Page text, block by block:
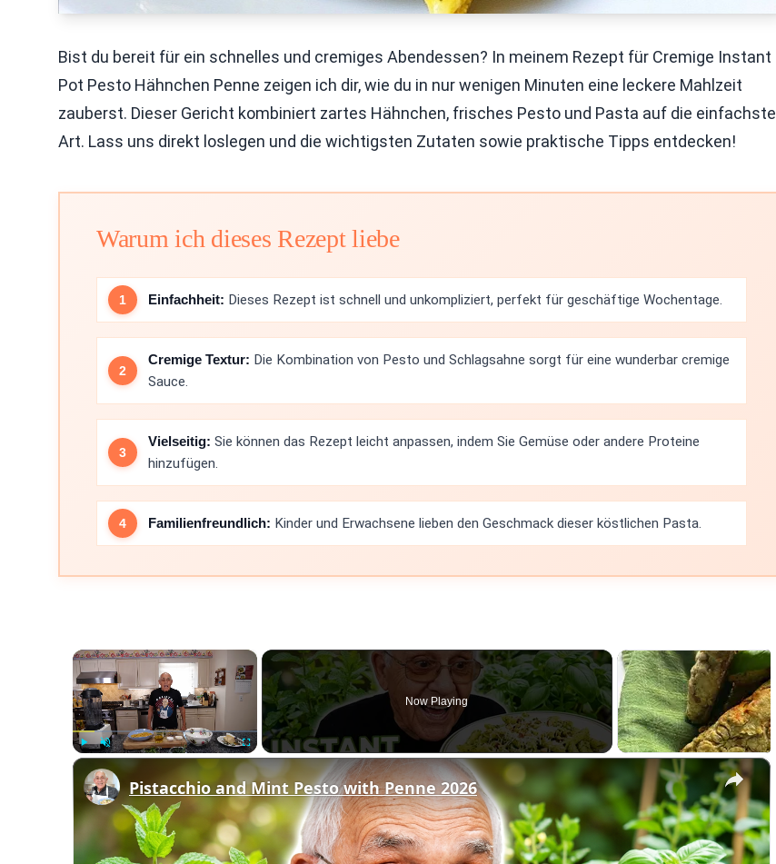
Bist du bereit für ein schnelles und cremiges Abendessen? In meinem Rezept für Cremige Instant
Pot Pesto Hähnchen Penne zeigen ich dir, wie du in nur wenigen Minuten eine leckere Mahlzeit
zauberst. Dieser Gericht kombiniert zartes Hähnchen, frisches Pesto und Pasta auf die einfachste
Art. Lass uns direkt loslegen und die wichtigsten Zutaten sowie praktische Tipps entdecken!
Warum ich dieses Rezept liebe
Einfachheit: Dieses Rezept ist schnell und unkompliziert, perfekt für geschäftige Wochentage.
Cremige Textur: Die Kombination von Pesto und Schlagsahne sorgt für eine wunderbar cremige
Sauce.
Vielseitig: Sie können das Rezept leicht anpassen, indem Sie Gemüse oder andere Proteine
hinzufügen.
Familienfreundlich: Kinder und Erwachsene lieben den Geschmack dieser köstlichen Pasta.
×
Fullscreen
Now Playing
×
Pistacchio and Mint Pesto with Penne 2026